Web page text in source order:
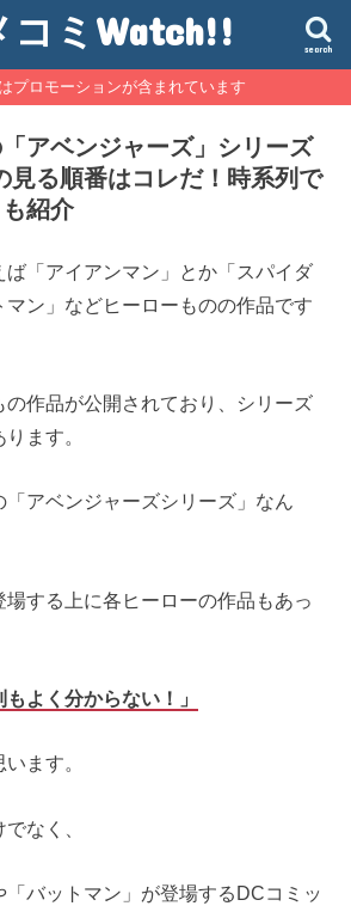
コミWatch!! search
プロモーションが含まれています
アベンジャーズ」シリーズ
見る順番はコレだ！時系列で
紹介
ば「アイアンマン」とか「スパイダ
マン」などヒーローものの作品です
の作品が公開されており、シリーズ
ます。
アベンジャーズシリーズ」なん
する上に各ヒーローの作品もあっ
もよく分からない！」
ます。
なく、
「バットマン」が登場するDCコミッ